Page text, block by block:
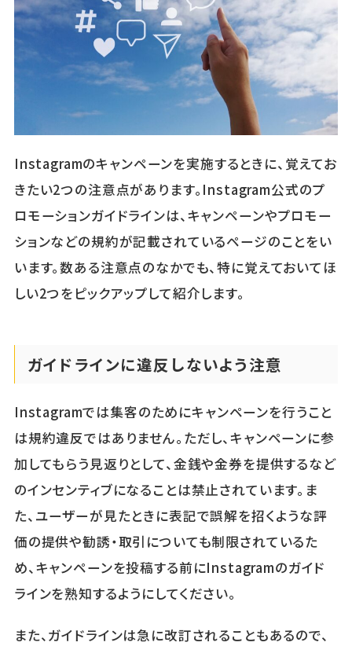
Instagramのキャンペーンを実施するときに、覚えてお
きたい2つの注意点があります。Instagram公式のプ
ロモーションガイドラインは、キャンペーンやプロモー
ションなどの規約が記載されているページのことをい
います。数ある注意点のなかでも、特に覚えておいてほ
しい2つをピックアップして紹介します。
ガイドラインに違反しないよう注意
Instagramでは集客のためにキャンペーンを行うこと
は規約違反ではありません。ただし、キャンペーンに参
加してもらう見返りとして、金銭や金券を提供するなど
のインセンティブになることは禁止されています。ま
た、ユーザーが見たときに表記で誤解を招くような評
価の提供や勧誘・取引についても制限されているた
め、キャンペーンを投稿する前にInstagramのガイド
ラインを熟知するようにしてください。
また、ガイドラインは急に改訂されることもあるので、